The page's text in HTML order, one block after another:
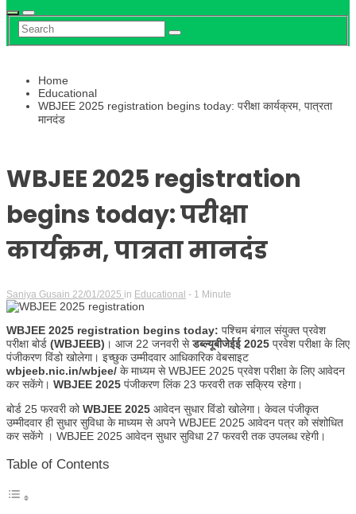
Home
Educational
WBJEE 2025 registration begins today: परीक्षा कार्यक्रम, पात्रता
मानदंड
WBJEE 2025 registration
begins today: परीक्षा
कार्यक्रम, पात्रता मानदंड
Saniya Gusain 22/01/2025 in Educational - 1 Minute
WBJEE 2025 registration begins today: पश्चिम बंगाल संयुक्त प्रवेश
परीक्षा बोर्ड (WBJEEB) । आज 22 जनवरी सेडब्ल्यूबीजेईई 2025 प्रवेश परीक्षा के लिए
पंजीकरण विंडो खोलेगा। इच्छुक उम्मीदवार आधिकारिक वेबसाइट
wbjeeb.nic.in/wbjee/ के माध्यम से WBJEE 2025 प्रवेश परीक्षा के लिए आवेदन
कर सकेंगे। WBJEE 2025 पंजीकरण लिंक 23 फरवरी तक सक्रिय रहेगा।
बोर्ड 25 फरवरी कोWBJEE 2025 आवेदन सुधार विंडो खोलेगा। केवल पंजीकृत
उम्मीदवार ही सुधार सुविधा के माध्यम से अपने WBJEE 2025 आवेदन पत्र को संशोधित
कर सकेंगे । WBJEE 2025 आवेदन सुधार सुविधा 27 फरवरी तक उपलब्ध रहेगी।
Table of Contents